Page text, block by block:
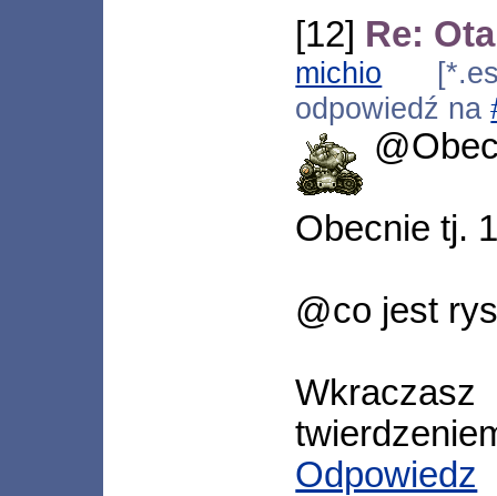
[12] Re:
michio
odpowiedź na
Obecnie tj.
@co jest
Odpowiedz